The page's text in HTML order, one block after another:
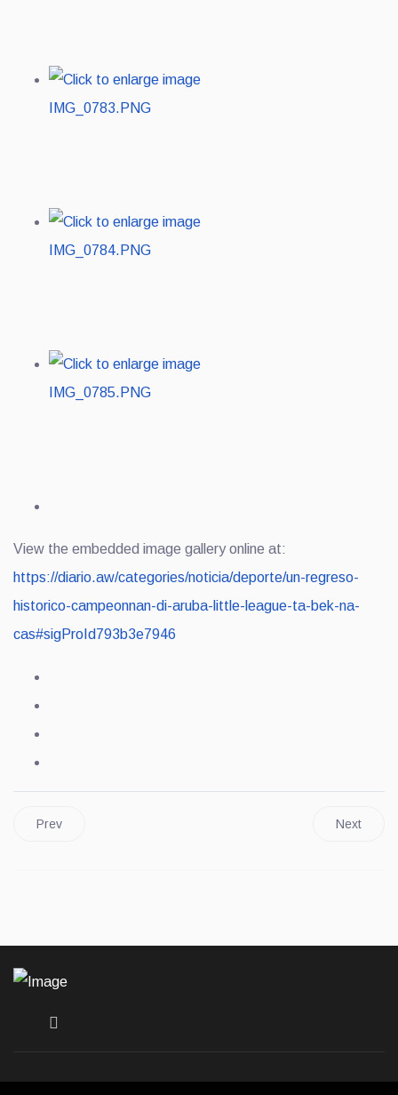
View the embedded image gallery online at:
https://diario.aw/categories/noticia/deporte/un-regreso-
historico-campeonnan-di-aruba-little-league-ta-bek-na-
cas#sigProId793b3e7946
Prev Next